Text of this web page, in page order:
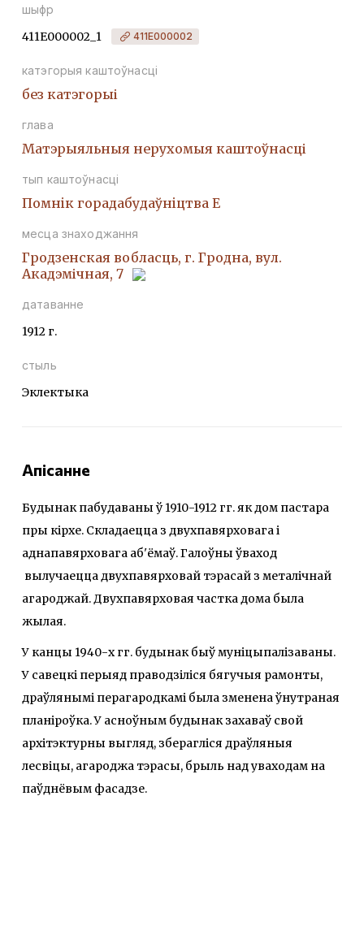
шыфр
411Е000002_1 411Е000002
катэгорыя каштоўнасці
без катэгорыі
глава
Матэрыяльныя нерухомыя каштоўнасці
тып каштоўнасці
Помнiк горадабудаўнiцтва Е
месца знаходжання
Гродзенская вобласць, г. Гродна, вул.
Акадэмічная, 7
датаванне
1912 г.
стыль
Эклектыка
Апісанне
Будынак пабудаваны ў 1910-1912 гг. як дом пастара
пры кірхе. Складаецца з двухпавярховага і
аднапавярховага аб'ёмаў. Галоўны ўваход
вылучаецца двухпавярховай тэрасай з металічнай
агароджай. Двухпавярховая частка дома была
жылая.
У канцы 1940-х гг. будынак быў муніцыпалізаваны.
У савецкі перыяд праводзіліся бягучыя рамонты,
драўлянымі перагародкамі была зменена ўнутраная
планіроўка. У асноўным будынак захаваў свой
архітэктурны выгляд, зберагліся драўляныя
лесвіцы, агароджа тэрасы, брыль над уваходам на
паўднёвым фасадзе.